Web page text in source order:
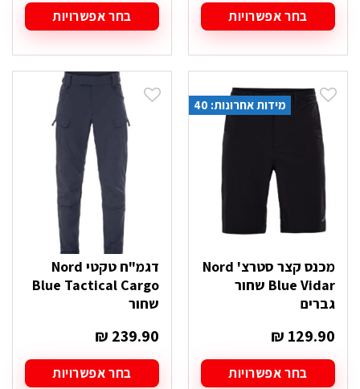
בחר אפשרויות
זה
יש
סוגים.
ניתן
לבחור
את
האפשרויות
בעמוד
המוצר
בחר אפשרויות
זה
יש
סוגים.
לבחור
האפשרויות
בעמוד
מידות אחרונות: 40
מכנס קצר סטרצ' Nord
Blue Vidar שחור
גברים
₪ 129.90
בחר אפשרויות
דגמ"ח טקטי Nord
Blue Tactical Cargo
שחור
₪ 239.90
בחר אפשרויות